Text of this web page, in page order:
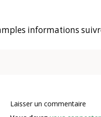
informations
Laisser un commentaire